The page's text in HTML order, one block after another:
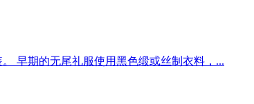
早期的无尾礼服使用黑色缎或丝制衣料，...